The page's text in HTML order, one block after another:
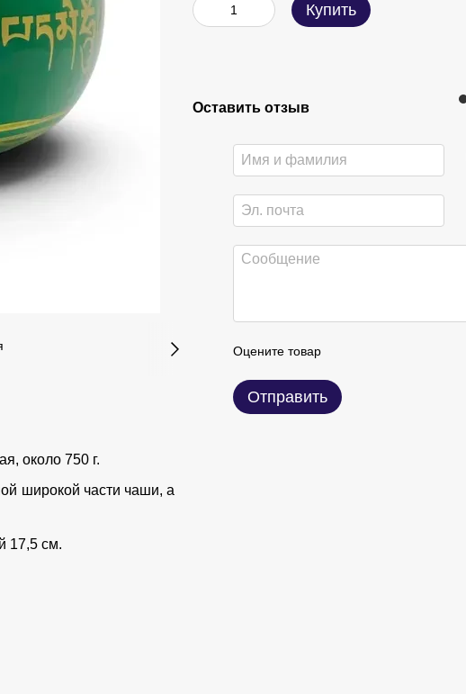
около 750 г.
широкой части чаши, а
17,5 см.
Купить
Оставить отзыв
Оцените товар
Отправить